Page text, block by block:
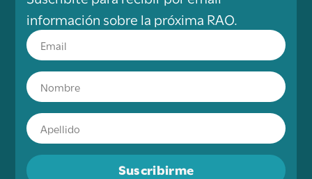
información sobre la próxima RAO.
Suscribirme